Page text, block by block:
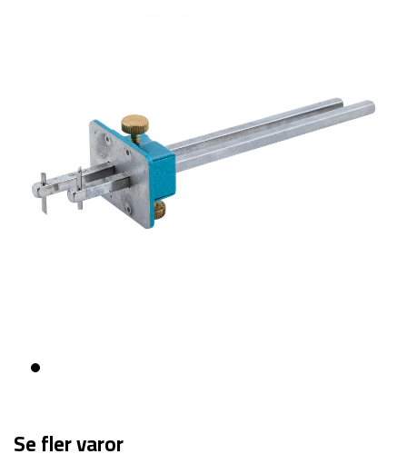
Se fler varor